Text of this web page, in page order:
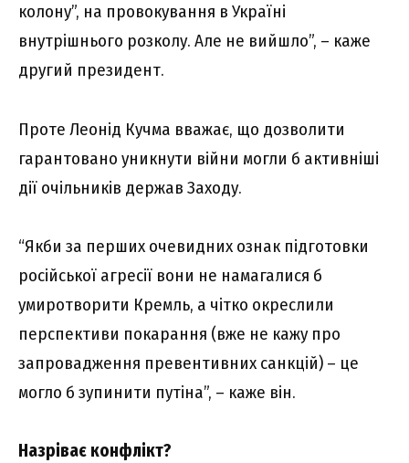
колону”, на провокування в Україні
внутрішнього розколу. Але не вийшло”, – каже
другий президент.
Проте Леонід Кучма вважає, що дозволити
гарантовано уникнути війни могли б активніші
дії очільників держав Заходу.
“Якби за перших очевидних ознак підготовки
російської агресії вони не намагалися б
умиротворити Кремль, а чітко окреслили
перспективи покарання (вже не кажу про
запровадження превентивних санкцій) – це
могло б зупинити путіна”, – каже він.
Назріває конфлікт?